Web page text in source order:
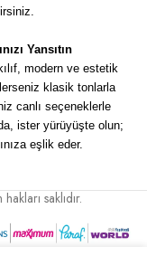
Yansıtın
modern ve estetik
klasik tonlarla
canlı seçeneklerle
ister yürüyüşte olun;
eşlik eder.
saklıdır.